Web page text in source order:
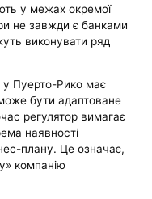
у межах окремої
не завжди є банками
виконувати ряд
у Пуерто-Рико має
бути адаптоване
регулятор вимагає
наявності
плану. Це означає,
компанію